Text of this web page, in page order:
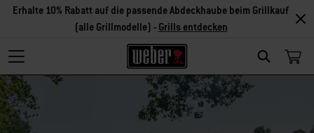
SEARCH
Erhalte 10% Rabatt auf die passende Abdeckhaube beim Grillkauf
(alle Grillmodelle) - Grills entdecken